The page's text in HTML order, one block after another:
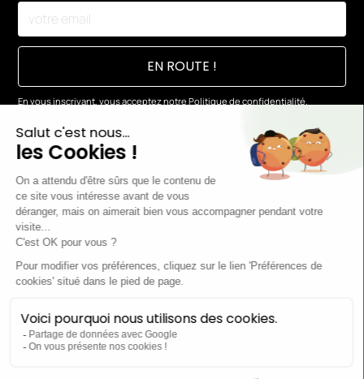
En vous inscrivant, vous acceptez notrePolitique de confidentialité.
© 2026 Chez Lease
Mentions légales
Préférences cookies